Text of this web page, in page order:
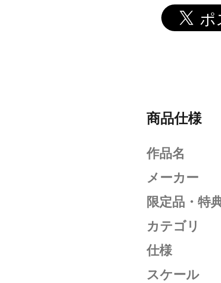
商品仕様
作品名
メーカー
限定品・特
カテゴリ
仕様
スケール